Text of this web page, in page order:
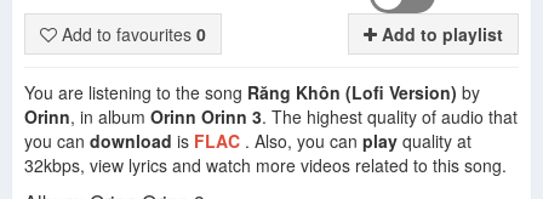
Add to favourites 0 Add to playlist
You are listening to the song Răng Khôn (Lofi Version) by
Orinn, in album Orinn Orinn 3. The highest quality of audio that
you can download is FLAC . Also, you can play quality at
32kbps, view lyrics and watch more videos related to this song.